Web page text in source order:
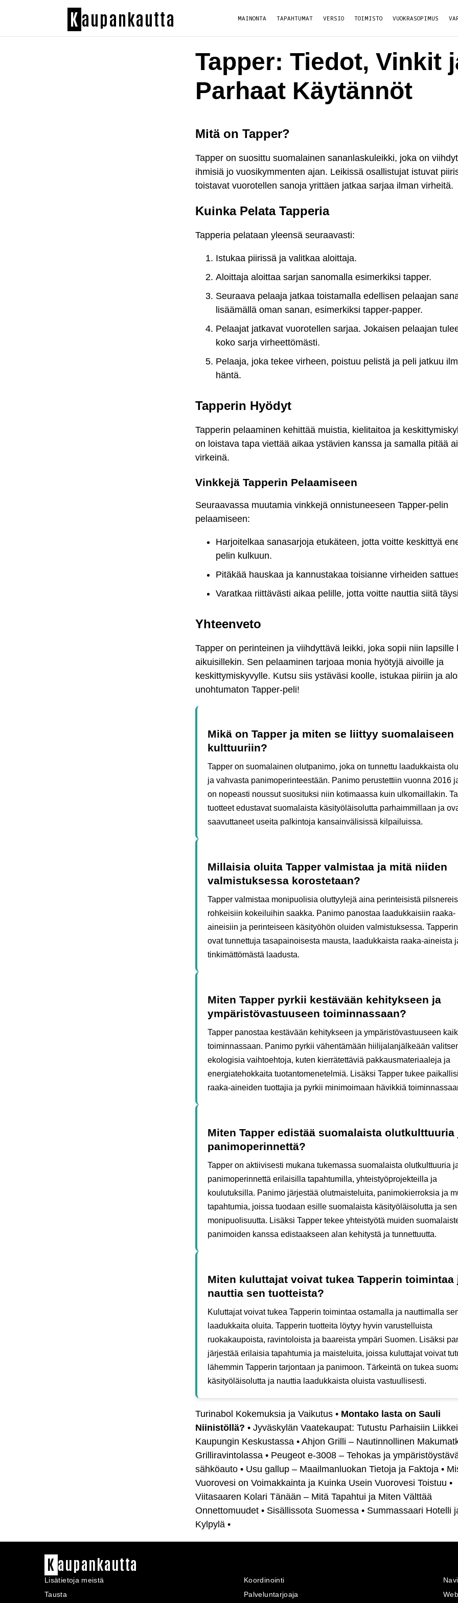
K aupankautta MAINONTA TAPAHTUMAT VERSIO TOIMISTO VUOKRASOPIMUS
Tapper: Tiedot, Vinkit
Parhaat Käytännöt
Mitä on Tapper?
Tapper on suosittu suomalainen sananlaskuleikki, joka on
ihmisiä jo vuosikymmenten ajan. Leikissä osallistujat istuvat
toistavat vuorotellen sanoja yrittäen jatkaa sarjaa ilman virheitä.
Kuinka Pelata Tapperia
Tapperia pelataan yleensä seuraavasti:
Istukaa piirissä ja valitkaa aloittaja.
Aloittaja aloittaa sarjan sanomalla esimerkiksi tapper.
Seuraava pelaaja jatkaa toistamalla edellisen pelaajan
lisäämällä oman sanan, esimerkiksi tapper-papper.
Pelaajat jatkavat vuorotellen sarjaa. Jokaisen pelaajan
koko sarja virheettömästi.
Pelaaja, joka tekee virheen, poistuu pelistä ja peli jatkuu
häntä.
Tapperin Hyödyt
Tapperin pelaaminen kehittää muistia, kielitaitoa ja
on loistava tapa viettää aikaa ystävien kanssa ja samalla pitää
virkeinä.
Vinkkejä Tapperin Pelaamiseen
Seuraavassa muutamia vinkkejä onnistuneeseen Tapper-pelin
pelaamiseen:
Harjoitelkaa sanasarjoja etukäteen, jotta voitte keskittyä
pelin kulkuun.
Pitäkää hauskaa ja kannustakaa toisianne virheiden
Varatkaa riittävästi aikaa pelille, jotta voitte nauttia siitä
Yhteenveto
Tapper on perinteinen ja viihdyttävä leikki, joka sopii niin lapsille
aikuisillekin. Sen pelaaminen tarjoaa monia hyötyjä aivoille ja
keskittymiskyvylle. Kutsu siis ystäväsi koolle, istukaa piiriin ja
unohtumaton Tapper-peli!
Mikä on Tapper ja miten se liittyy suomalaiseen
kulttuuriin?
Tapper on suomalainen olutpanimo, joka on tunnettu laadukkaista
ja vahvasta panimoperinteestään. Panimo perustettiin vuonna 2016
on nopeasti noussut suosituksi niin kotimaassa kuin ulkomaillakin.
tuotteet edustavat suomalaista käsityöläisolutta parhaimmillaan ja
saavuttaneet useita palkintoja kansainvälisissä kilpailuissa.
Millaisia oluita Tapper valmistaa ja mitä niiden
valmistuksessa korostetaan?
Tapper valmistaa monipuolisia oluttyylejä aina perinteisistä
rohkeisiin kokeiluihin saakka. Panimo panostaa laadukkaisiin raaka-
aineisiin ja perinteiseen käsityöhön oluiden valmistuksessa.
ovat tunnettuja tasapainoisesta mausta, laadukkaista raaka-aineista
tinkimättömästä laadusta.
Miten Tapper pyrkii kestävään kehitykseen ja
ympäristövastuuseen toiminnassaan?
Tapper panostaa kestävään kehitykseen ja ympäristövastuuseen
toiminnassaan. Panimo pyrkii vähentämään hiilijalanjälkeään
ekologisia vaihtoehtoja, kuten kierrätettäviä pakkausmateriaaleja ja
energiatehokkaita tuotantomenetelmiä. Lisäksi Tapper tukee
raaka-aineiden tuottajia ja pyrkii minimoimaan hävikkiä
Miten Tapper edistää suomalaista olutkulttuuria
panimoperinnettä?
Tapper on aktiivisesti mukana tukemassa suomalaista olutkulttuuria
panimoperinnettä erilaisilla tapahtumilla, yhteistyöprojekteilla ja
koulutuksilla. Panimo järjestää olutmaisteluita, panimokierroksia ja
tapahtumia, joissa tuodaan esille suomalaista käsityöläisolutta ja sen
monipuolisuutta. Lisäksi Tapper tekee yhteistyötä muiden
panimoiden kanssa edistaakseen alan kehitystä ja tunnettuutta.
Miten kuluttajat voivat tukea Tapperin toimintaa
nauttia sen tuotteista?
Kuluttajat voivat tukea Tapperin toimintaa ostamalla ja nauttimalla
laadukkaita oluita. Tapperin tuotteita löytyy hyvin varustelluista
ruokakaupoista, ravintoloista ja baareista ympäri Suomen. Lisäksi
järjestää erilaisia tapahtumia ja maisteluita, joissa kuluttajat voivat
lähemmin Tapperin tarjontaan ja panimoon. Tärkeintä on tukea
käsityöläisolutta ja nauttia laadukkaista oluista vastuullisesti.
Turinabol Kokemuksia ja Vaikutus • Montako lasta on Sauli
Niinistöllä? • Jyväskylän Vaatekaupat: Tutustu Parhaisiin
Kaupungin Keskustassa • Ahjon Grilli – Nautinnollinen
Grilliravintolassa • Peugeot e-3008 – Tehokas ja
sähköauto • Usu gallup – Maailmanluokan Tietoja ja Faktoja •
Vuorovesi on Voimakkainta ja Kuinka Usein Vuorovesi Toistuu •
Viitasaaren Kolari Tänään – Mitä Tapahtui ja Miten Välttää
Onnettomuudet • Sisällissota Suomessa • Summassaari Hotelli
Kylpylä •
K aupankautta
Lisätietoja meistä
Tausta
Koordinointi
Palveluntarjoaja